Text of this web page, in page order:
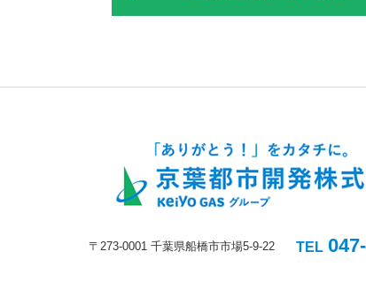
〒273-0001 千葉県船橋市市場5-9-22 TEL